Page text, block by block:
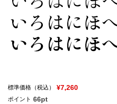
標準価格（税込） ¥7,260
ポイント 66pt